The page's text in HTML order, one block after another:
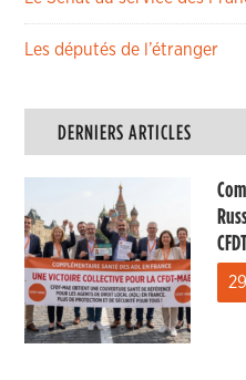
Les députés de l’étranger
DERNIERS ARTICLES